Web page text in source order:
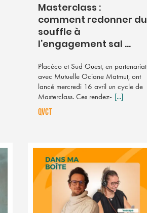
Masterclass :
comment redonner du
souffle à
l’engagement sal ...
Placéco et Sud Ouest, en partenariat
avec Mutuelle Ociane Matmut, ont
lancé mercredi 16 avril un cycle de
Masterclass. Ces rendez- [...]
QVCT